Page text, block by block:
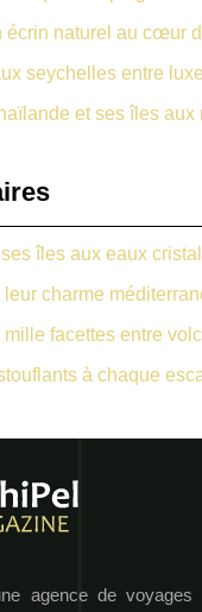
écrin naturel au cœur
seychelles entre
et ses îles aux
îles aux eaux
leur charme
facettes entre
à chaque
agence de voyages